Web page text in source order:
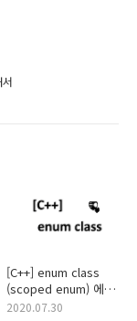
[C++] enum class
(scoped enum) 에
대해서
2020.07.30